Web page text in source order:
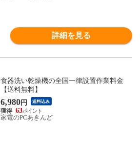
詳細を見る
食器洗い乾燥機の全国一律設置作業料金
【送料無料】
6,980円 送料込み
63
家電のPCあきんど